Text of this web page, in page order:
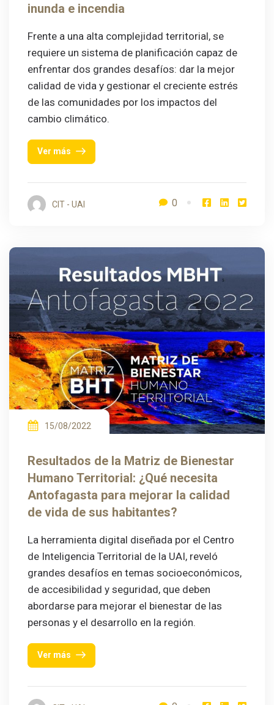
inunda e incendia
Frente a una alta complejidad territorial, se
requiere un sistema de planificación capaz de
enfrentar dos grandes desafíos: dar la mejor
calidad de vida y gestionar el creciente estrés
de las comunidades por los impactos del
cambio climático.
Ver más
CIT - UAI 0
15/08/2022
Resultados de la Matriz de Bienestar
Humano Territorial: ¿Qué necesita
Antofagasta para mejorar la calidad
de vida de sus habitantes?
La herramienta digital diseñada por el Centro
de Inteligencia Territorial de la UAI, reveló
grandes desafíos en temas socioeconómicos,
de accesibilidad y seguridad, que deben
abordarse para mejorar el bienestar de las
personas y el desarrollo en la región.
Ver más